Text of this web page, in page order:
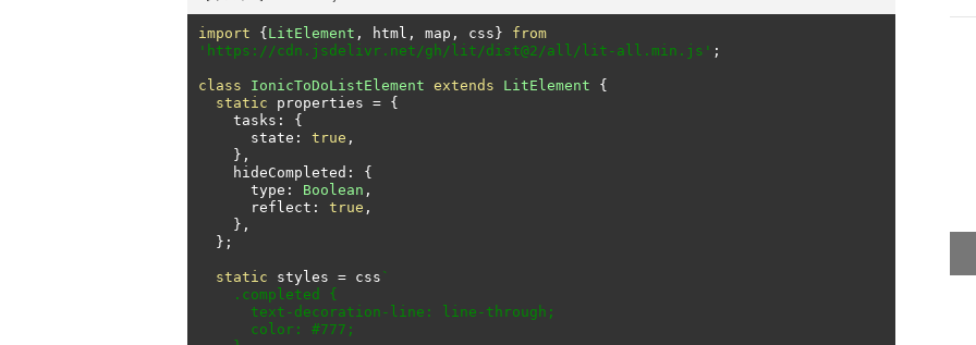
import { LitElement , html , map , css }
from
'https://cdn.jsdelivr.net/gh/lit/dist@2/all/lit-all.min.js' ;
class IonicToDoListElement extends LitElement
{
static properties = {
    tasks
:
{
      state
: true ,
},
    hideCompleted
:
{
      type
: Boolean ,
      reflect
: true ,
},
};
static styles = css `